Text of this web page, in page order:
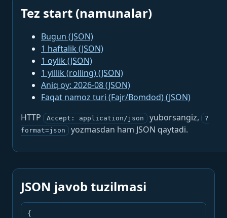
Tez start (namunalar)
Bugun (JSON)
1 haftalik (JSON)
1 oylik (JSON)
1 yillik (rolling) (JSON)
Aniq oy: 2026-08 (JSON)
Faqat namoz turi (Fajr/Bomdod) (JSON)
HTTP
Accept: application/json yuborsangiz,
?
format=json
yozmasdan ham JSON qaytadi.
JSON javob tuzilmasi
{